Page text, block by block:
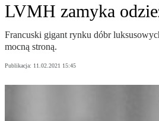
LVMH zamyka
Francuski gigant rynku dóbr
mocną stroną.
Publikacja: 11.02.2021 15:45